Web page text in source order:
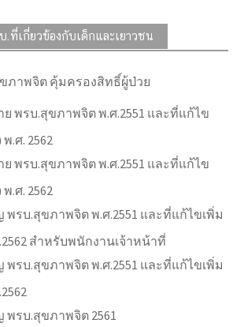
.ที่เกี่ยวข้องกับเด็กและเยาวชน
ภาพจิต คุ้มครองสิทธิ์ผู้ป่วย
พรบ.สุขภาพจิต พ.ศ.2551 และที่แก้ไข
.ศ. 2562
พรบ.สุขภาพจิต พ.ศ.2551 และที่แก้ไข
.ศ. 2562
พรบ.สุขภาพจิต พ.ศ.2551 และที่แก้ไขเพิ่ม
สำหรับพนักงานเจ้าหน้าที่
พรบ.สุขภาพจิต พ.ศ.2551 และที่แก้ไขเพิ่ม
พรบ.สุขภาพจิต 2561